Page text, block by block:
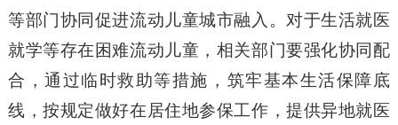
等部门协同促进流动儿童城市融入。对于生活就医
就学等存在困难流动儿童，相关部门要强化协同配
合，通过临时救助等措施，筑牢基本生活保障底
线，按规定做好在居住地参保工作，提供异地就医